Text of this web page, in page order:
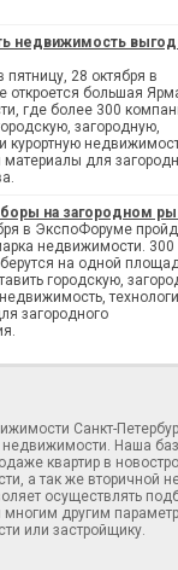
недвижимость
пятницу, 28 октября в
откроется большая
где более 300
загородную,
курортную
материалы для
на загородном
в ЭкспоФоруме
недвижимости. 300
на одной
городскую,
загородного
Санкт-
недвижимости. Наша
квартир в
а так же вторичной
осуществлять
многим другим
или застройщику.